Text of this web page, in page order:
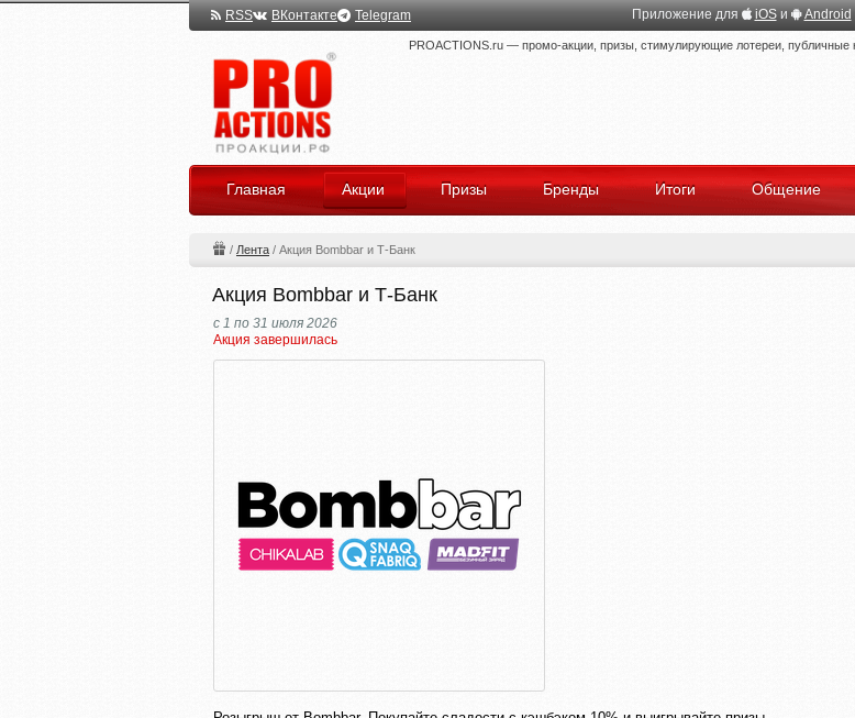
RSS ВКонтакте Telegram Приложение для iOSи Android
PROACTIONS.ru — промо-акции, призы, стимулирующие лотереи, публичные
Главная Акции Призы Бренды Итоги Общение
/ Лента / Акция Bombbar и Т-Банк
Акция Bombbar и Т-Банк
с 1 по 31 июля 2026
Акция завершилась